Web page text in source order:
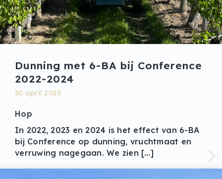
Dunning met 6-BA bij Conference
2022-2024
30 april 2025
Hop
In 2022, 2023 en 2024 is het effect van 6-BA
bij Conference op dunning, vruchtmaat en
verruwing nagegaan. We zien […]